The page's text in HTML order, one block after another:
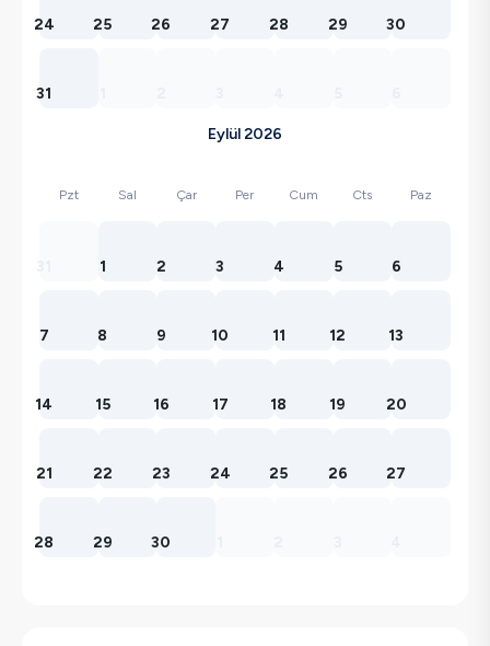
24 25 26 27 28 29 30
31
Eylül 2026
Pzt Sal Çar Per Cum Cts Paz
1 2 3 4 5 6
7 8 9 10 11 12 13
14 15 16 17 18 19 20
21 22 23 24 25 26 27
28 29 30